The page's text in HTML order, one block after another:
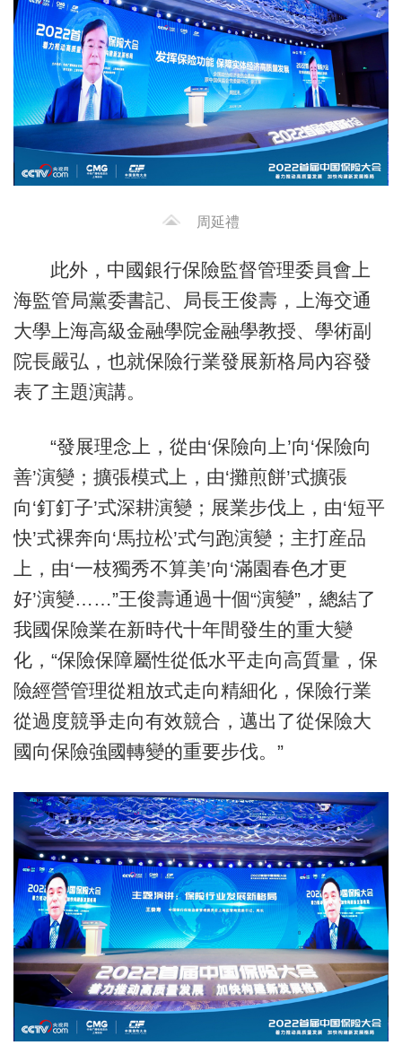
周延禮
此外，中國銀行保險監督管理委員會上
海監管局黨委書記、局長王俊壽，上海交通
大學上海高級金融學院金融學教授、學術副
院長嚴弘，也就保險行業發展新格局內容發
表了主題演講。
“發展理念上，從由‘保險向上’向‘保險向
善’演變；擴張模式上，由‘攤煎餅’式擴張
向‘釘釘子’式深耕演變；展業步伐上，由‘短平
快’式裸奔向‘馬拉松’式勻跑演變；主打産品
上，由‘一枝獨秀不算美’向‘滿園春色才更
好’演變……”王俊壽通過十個“演變”，總結了
我國保險業在新時代十年間發生的重大變
化，“保險保障屬性從低水平走向高質量，保
險經營管理從粗放式走向精細化，保險行業
從過度競爭走向有效競合，邁出了從保險大
國向保險強國轉變的重要步伐。”